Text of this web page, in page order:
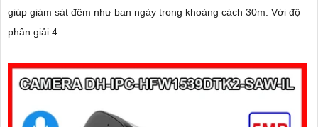
giúp giám sát đêm như ban ngày trong khoảng cách 30m. Với độ
phân giải 4